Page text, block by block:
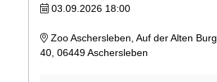
03.09.2026 18:00
Zoo Aschersleben, Auf der Alten Burg
40, 06449 Aschersleben